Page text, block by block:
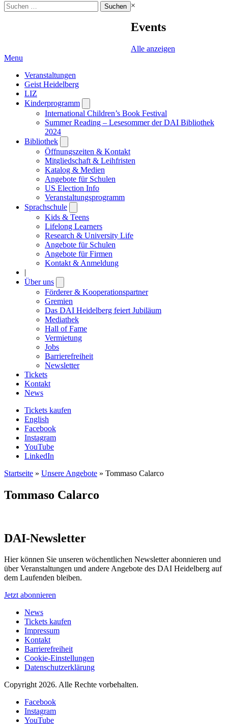
Suchen
nach:
×
Events
Alle anzeigen
Menu
Veranstaltungen
Geist Heidelberg
LIZ
Kinderprogramm
submenu
International Children’s Book Festival
Summer Reading – Lesesommer der DAI Bibliothek
2024
Bibliothek
submenu
Öffnungszeiten & Kontakt
Mitgliedschaft & Leihfristen
Katalog & Medien
Angebote für Schulen
US Election Info
Veranstaltungsprogramm
Sprachschule
submenu
Kids & Teens
Lifelong Learners
Research & University Life
Angebote für Schulen
Angebote für Firmen
Kontakt & Anmeldung
|
Über uns
submenu
Förderer & Kooperationspartner
Gremien
Das DAI Heidelberg feiert Jubiläum
Mediathek
Hall of Fame
Vermietung
Jobs
Barrierefreiheit
Newsletter
Tickets
Kontakt
News
Tickets kaufen
English
Facebook
Instagram
YouTube
LinkedIn
Startseite » Unsere Angebote » Tommaso Calarco
Tommaso Calarco
DAI-Newsletter
Hier können Sie unseren wöchentlichen Newsletter abonnieren und
über Veranstaltungen und andere Angebote des DAI Heidelberg auf
dem Laufenden bleiben.
Jetzt abonnieren
News
Tickets kaufen
Impressum
Kontakt
Barrierefreiheit
Cookie-Einstellungen
Datenschutzerklärung
Copyright 2026. Alle Rechte vorbehalten.
Facebook
Instagram
YouTube